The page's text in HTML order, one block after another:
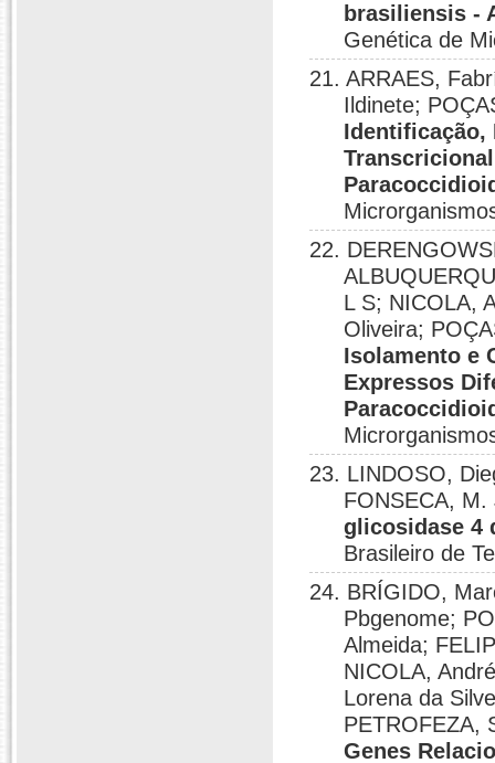
brasiliensis -
Genética de
21. ARRAES,
Ildinete;
Identificação,
22.
L S; NICOLA,
Oliveira;
Isolamento e
Expressos
23. LINDOSO,
FONSECA,
glicosidase 4
Brasileiro de
24. BRÍGIDO,
Pbgenome;
Almeida;
NICOLA,
Lorena da
PETROFEZA,
Genes